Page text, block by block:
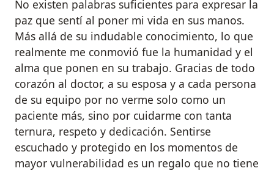
No existen palabras suficientes para expresar la
paz que sentí al poner mi vida en sus manos.
Más allá de su indudable conocimiento, lo que
realmente me conmovió fue la humanidad y el
alma que ponen en su trabajo. Gracias de todo
corazón al doctor, a su esposa y a cada persona
de su equipo por no verme solo como un
paciente más, sino por cuidarme con tanta
ternura, respeto y dedicación. Sentirse
escuchado y protegido en los momentos de
mayor vulnerabilidad es un regalo que no tiene